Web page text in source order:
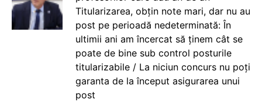
Titularizarea, obțin note mari, dar nu au
post pe perioadă nedeterminată: În
ultimii ani am încercat să ținem cât se
poate de bine sub control posturile
titularizabile / La niciun concurs nu poți
garanta de la început asigurarea unui
post